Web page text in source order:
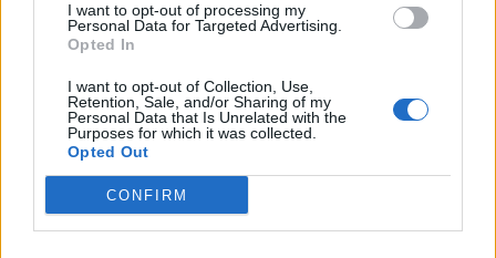
I want to opt-out of processing my
Personal Data for Targeted Advertising.
Opted In
I want to opt-out of Collection, Use,
Retention, Sale, and/or Sharing of my
Personal Data that Is Unrelated with the
Purposes for which it was collected.
Opted Out
CONFIRM
w pierwszych fragmentach epopei daje
upust swojej tęsknocie za ojczyzną, a
cały utwór jest tak naprawdę
odtworzeniem wspomnień Mickiewicza z
czasów młodości na Litwie. Inwokacja
jest pięknym lirycznym przeniesieniem się
nie tylko w przestrzeni, lecz także w